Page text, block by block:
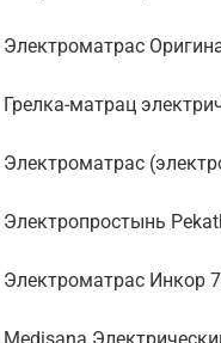
Электроматрас
Грелка-матрац
Электроматрас
Электропростынь
Электроматрас Инкор